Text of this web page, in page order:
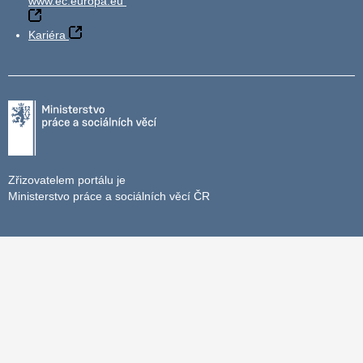
Kariéra
Zřizovatelem portálu je
Ministerstvo práce a sociálních věcí ČR